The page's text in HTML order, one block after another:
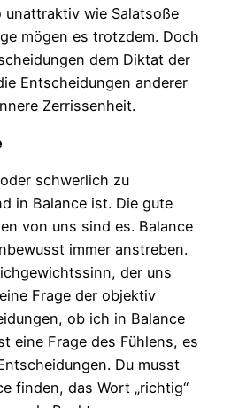
unattraktiv wie Salatsoße
mögen es trotzdem. Doch
dem Diktat der
Entscheidungen anderer
Zerrissenheit.
schwerlich zu
in Balance ist. Die gute
von uns sind es. Balance
immer anstreben.
der uns
Frage der objektiv
ob ich in Balance
eine Frage des Fühlens, es
Du musst
finden, das Wort „richtig“